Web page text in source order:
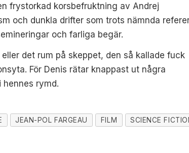
frystorkad korsbefruktning av Andrej
och dunkla drifter som trots nämnda
och farliga begär.
det rum på skeppet, den så kallade fuck
För Denis rätar knappast ut några
rymd.
JEAN-POL FARGEAU FILM
SCIENCE